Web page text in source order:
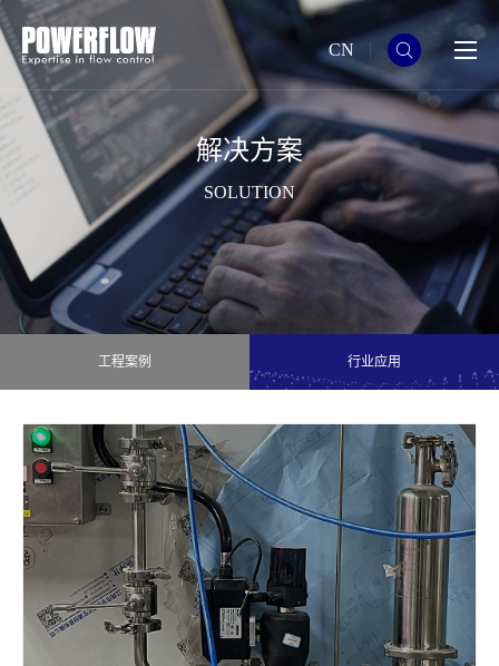
CN
解决方案
SOLUTION
工程案例 行业应用